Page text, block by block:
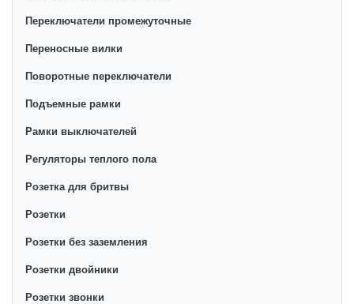
Переключатели промежуточные
Переносные вилки
Поворотные переключатели
Подъемные рамки
Рамки выключателей
Регуляторы теплого пола
Розетка для бритвы
Розетки
Розетки без заземления
Розетки двойники
Розетки звонки